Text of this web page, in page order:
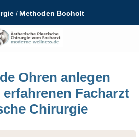
Methoden Bocholt
Ohren anlegen
Facharzt
Chirurgie